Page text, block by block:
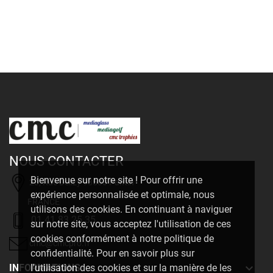
Bienvenue sur notre site ! Pour offrir une
expérience personnalisée et optimale, nous
utilisons des cookies. En continuant à naviguer
sur notre site, vous acceptez l'utilisation de ces
cookies conformément à notre politique de
confidentialité. Pour en savoir plus sur
l'utilisation des cookies et sur la manière de les
NOUS CONTACTER
20, Rue Delizy 93500 Pantin
FRANCE
01 41 83 25 35
cmc@cmcpro.fr
INFORMATIONS 